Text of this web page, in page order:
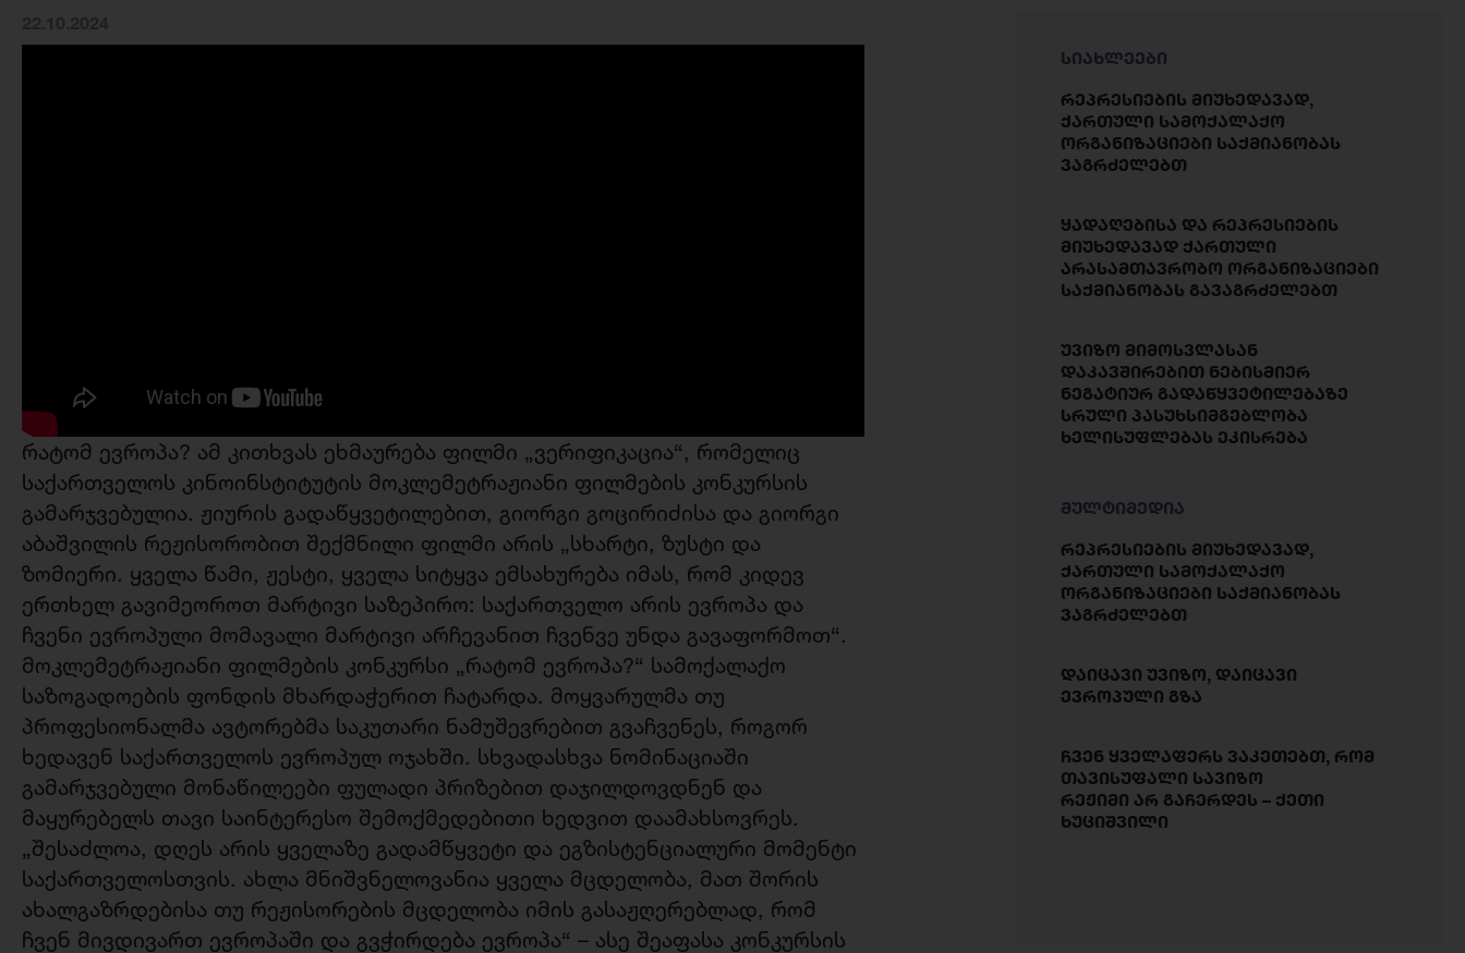
რატომ ევროპა? ამ კითხვას ეხმაურება ფილმი „ვერიფიკაცია“, რომელიც
საქართველოს კინოინსტიტუტის მოკლემეტრაჟიანი ფილმების კონკურსის
გამარჯვებულია. ჟიურის გადაწყვეტილებით, გიორგი გოცირიძისა და გიორგი
აბაშვილის რეჟისორობით შექმნილი ფილმი არის „სხარტი, ზუსტი და
ზომიერი. ყველა წამი, ჟესტი, ყველა სიტყვა ემსახურება იმას, რომ კიდევ
ერთხელ გავიმეოროთ მარტივი საზეპირო: საქართველო არის ევროპა და
ჩვენი ევროპული მომავალი მარტივი არჩევანით ჩვენვე უნდა გავაფორმოთ“.
მოკლემეტრაჟიანი ფილმების კონკურსი „რატომ ევროპა?“ სამოქალაქო
საზოგადოების ფონდის მხარდაჭერით ჩატარდა. მოყვარულმა თუ
პროფესიონალმა ავტორებმა საკუთარი ნამუშევრებით გვაჩვენეს, როგორ
ხედავენ საქართველოს ევროპულ ოჯახში. სხვადასხვა ნომინაციაში
გამარჯვებული მონაწილეები ფულადი პრიზებით დაჯილდოვდნენ და
მაყურებელს თავი საინტერესო შემოქმედებითი ხედვით დაამახსოვრეს.
„შესაძლოა, დღეს არის ყველაზე გადამწყვეტი და ეგზისტენციალური მომენტი
საქართველოსთვის. ახლა მნიშვნელოვანია ყველა მცდელობა, მათ შორის
ახალგაზრდებისა თუ რეჟისორების მცდელობა იმის გასაჟღერებლად, რომ
ჩვენ მივდივართ ევროპაში და გვჭირდება ევროპა“ – ასე შეაფასა კონკურსის
სიახლეები
რეპრესიების მიუხედავად,
ქართული სამოქალაქო
ორგანიზაციები საქმიანობას
ვაგრძელებთ
ყადაღებისა და რეპრესიების
მიუხედავად ქართული
არასამთავრობო ორგანიზაციები
საქმიანობას გავაგრძელებთ
უვიზო მიმოსვლასან
დაკავშირებით ნებისმიერ
ნეგატიურ გადაწყვეტილებაზე
სრული პასუხსიმგებლობა
ხელისუფლებას ეკისრება
მულტიმედია
რეპრესიების მიუხედავად,
ქართული სამოქალაქო
ორგანიზაციები საქმიანობას
ვაგრძელებთ
დაიცავი უვიზო, დაიცავი
ევროპული გზა
ჩვენ ყველაფერს ვაკეთებთ, რომ
თავისუფალი სავიზო
რეჟიმი არ გაჩერდეს – ქეთი
ხუციშვილი